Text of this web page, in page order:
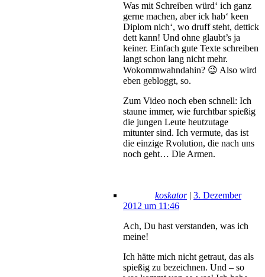
Was mit Schreiben würd‘ ich ganz
gerne machen, aber ick hab‘ keen
Diplom nich‘, wo druff steht, dettick
dett kann! Und ohne glaubt’s ja
keiner. Einfach gute Texte schreiben
langt schon lang nicht mehr.
Wokommwahndahin? 😉 Also wird
eben gebloggt, so.
Zum Video noch eben schnell: Ich
staune immer, wie furchtbar spießig
die jungen Leute heutzutage
mitunter sind. Ich vermute, das ist
die einzige Rvolution, die nach uns
noch geht… Die Armen.
koskator| 3. Dezember
2012 um 11:46
Ach, Du hast verstanden, was ich
meine!
Ich hätte mich nicht getraut, das als
spießig zu bezeichnen. Und – so